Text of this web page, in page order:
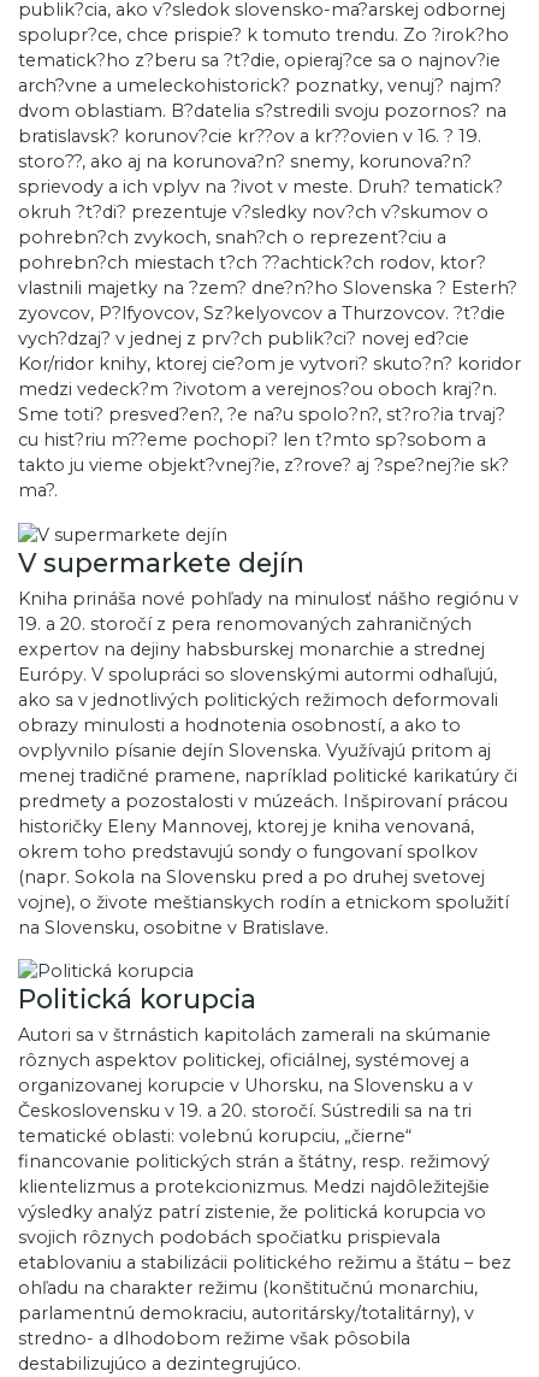
publik?cia, ako v?sledok slovensko-ma?arskej odbornej
spolupr?ce, chce prispie? k tomuto trendu. Zo ?irok?ho
tematick?ho z?beru sa ?t?die, opieraj?ce sa o najnov?ie
arch?vne a umeleckohistorick? poznatky, venuj? najm?
dvom oblastiam. B?datelia s?stredili svoju pozornos? na
bratislavsk? korunov?cie kr??ov a kr??ovien v 16. ? 19.
storo??, ako aj na korunova?n? snemy, korunova?n?
sprievody a ich vplyv na ?ivot v meste. Druh? tematick?
okruh ?t?di? prezentuje v?sledky nov?ch v?skumov o
pohrebn?ch zvykoch, snah?ch o reprezent?ciu a
pohrebn?ch miestach t?ch ??achtick?ch rodov, ktor?
vlastnili majetky na ?zem? dne?n?ho Slovenska ? Esterh?
zyovcov, P?lfyovcov, Sz?kelyovcov a Thurzovcov. ?t?die
vych?dzaj? v jednej z prv?ch publik?ci? novej ed?cie
Kor/ridor knihy, ktorej cie?om je vytvori? skuto?n? koridor
medzi vedeck?m ?ivotom a verejnos?ou oboch kraj?n.
Sme toti? presved?en?, ?e na?u spolo?n?, st?ro?ia trvaj?
cu hist?riu m??eme pochopi? len t?mto sp?sobom a
takto ju vieme objekt?vnej?ie, z?rove? aj ?spe?nej?ie sk?
ma?.
V supermarkete dejín
Kniha prináša nové pohľady na minulosť nášho regiónu v
19. a 20. storočí z pera renomovaných zahraničných
expertov na dejiny habsburskej monarchie a strednej
Európy. V spolupráci so slovenskými autormi odhaľujú,
ako sa v jednotlivých politických režimoch deformovali
obrazy minulosti a hodnotenia osobností, a ako to
ovplyvnilo písanie dejín Slovenska. Využívajú pritom aj
menej tradičné pramene, napríklad politické karikatúry či
predmety a pozostalosti v múzeách. Inšpirovaní prácou
historičky Eleny Mannovej, ktorej je kniha venovaná,
okrem toho predstavujú sondy o fungovaní spolkov
(napr. Sokola na Slovensku pred a po druhej svetovej
vojne), o živote meštianskych rodín a etnickom spolužití
na Slovensku, osobitne v Bratislave.
Politická korupcia
Autori sa v štrnástich kapitolách zamerali na skúmanie
rôznych aspektov politickej, oficiálnej, systémovej a
organizovanej korupcie v Uhorsku, na Slovensku a v
Československu v 19. a 20. storočí. Sústredili sa na tri
tematické oblasti: volebnú korupciu, „čierne“
financovanie politických strán a štátny, resp. režimový
klientelizmus a protekcionizmus. Medzi najdôležitejšie
výsledky analýz patrí zistenie, že politická korupcia vo
svojich rôznych podobách spočiatku prispievala
etablovaniu a stabilizácii politického režimu a štátu – bez
ohľadu na charakter režimu (konštitučnú monarchiu,
parlamentnú demokraciu, autoritársky/totalitárny), v
stredno- a dlhodobom režime však pôsobila
destabilizujúco a dezintegrujúco.